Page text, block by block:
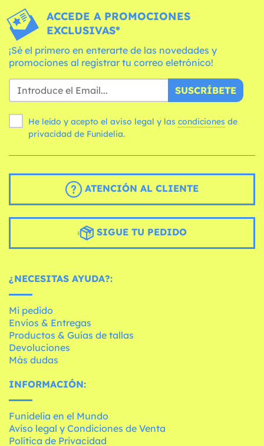
ACCEDE A PROMOCIONES
EXCLUSIVAS*
¡Sé el primero en enterarte de las novedades y
promociones al registrar tu correo eletrónico!
SUSCRÍBETE
He leído y acepto el aviso legal y las condiciones
privacidad de Funidelia.
ATENCIÓN AL CLIENTE
SIGUE TU PEDIDO
¿NECESITAS AYUDA?:
Mi pedido
Envíos & Entregas
Productos & Guías de tallas
Devoluciones
Más dudas
INFORMACIÓN:
Funidelia en el Mundo
Aviso legal y Condiciones de Venta
Política de Privacidad